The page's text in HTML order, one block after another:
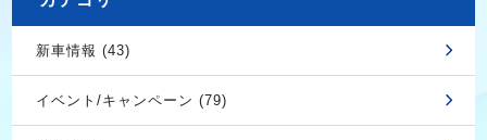
新車情報 (43)
イベント/キャンペーン (79)